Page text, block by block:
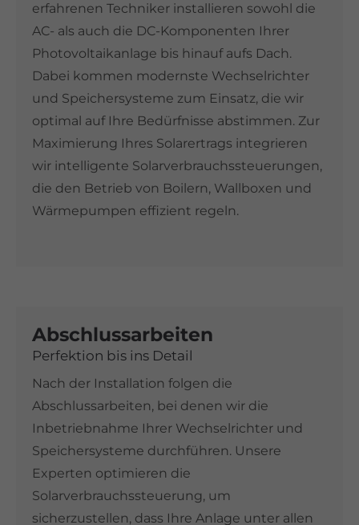
erfahrenen Techniker installieren sowohl die
AC- als auch die DC-Komponenten Ihrer
Photovoltaikanlage bis hinauf aufs Dach.
Dabei kommen modernste Wechselrichter
und Speichersysteme zum Einsatz, die wir
optimal auf Ihre Bedürfnisse abstimmen. Zur
Maximierung Ihres Solarertrags integrieren
wir intelligente Solarverbrauchssteuerungen,
die den Betrieb von Boilern, Wallboxen und
Wärmepumpen effizient regeln.
Abschlussarbeiten
Perfektion bis ins Detail
Nach der Installation folgen die
Abschlussarbeiten, bei denen wir die
Inbetriebnahme Ihrer Wechselrichter und
Speichersysteme durchführen. Unsere
Experten optimieren die
Solarverbrauchssteuerung, um
sicherzustellen, dass Ihre Anlage unter allen